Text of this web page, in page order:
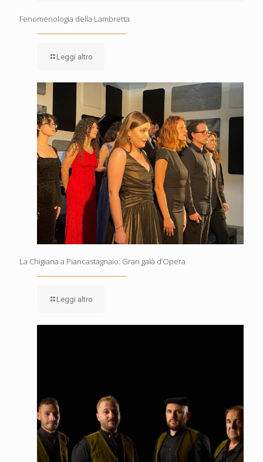
Fenomenologia della Lambretta
Leggi altro
La Chigiana a Piancastagnaio: Gran galà d’Opera
Leggi altro